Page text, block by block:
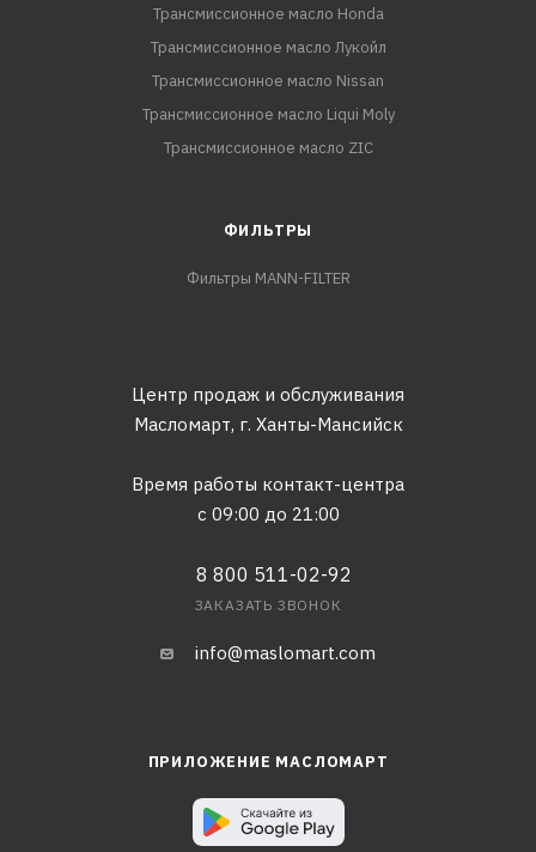
Трансмиссионное масло Honda
Трансмиссионное масло Лукойл
Трансмиссионное масло Nissan
Трансмиссионное масло Liqui Moly
Трансмиссионное масло ZIC
ФИЛЬТРЫ
Фильтры MANN-FILTER
Центр продаж и обслуживания
Масломарт, г. Ханты-Мансийск
Время работы контакт-центра
с 09:00 до 21:00
8 800 511-02-92
ЗАКАЗАТЬ ЗВОНОК
info@maslomart.com
ПРИЛОЖЕНИЕ МАСЛОМАРТ